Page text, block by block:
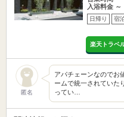
入浴料金 ～
日帰り 宿
楽天トラベ
匿名
アパチェーンなのでお
ームで統一されていた
ってい…